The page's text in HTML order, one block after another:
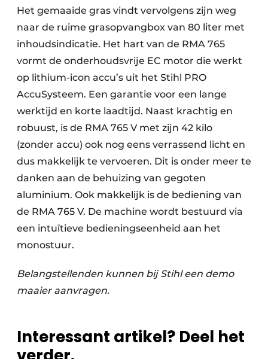
Het gemaaide gras vindt vervolgens zijn weg
naar de ruime grasopvangbox van 80 liter met
inhoudsindicatie. Het hart van de RMA 765
vormt de onderhoudsvrije EC motor die werkt
op lithium-icon accu’s uit het Stihl PRO
AccuSysteem. Een garantie voor een lange
werktijd en korte laadtijd. Naast krachtig en
robuust, is de RMA 765 V met zijn 42 kilo
(zonder accu) ook nog eens verrassend licht en
dus makkelijk te vervoeren. Dit is onder meer te
danken aan de behuizing van gegoten
aluminium. Ook makkelijk is de bediening van
de RMA 765 V. De machine wordt bestuurd via
een intuïtieve bedieningseenheid aan het
monostuur.
Belangstellenden kunnen bij Stihl een demo
maaier aanvragen.
Interessant artikel? Deel het